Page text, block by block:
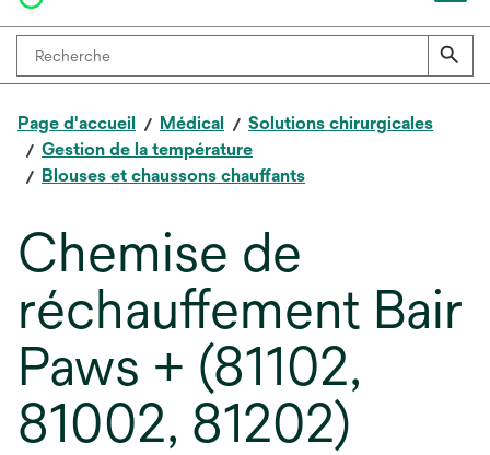
Page d'accueil Médical
Solutions chirurgicales
Gestion de la température
Blouses et chaussons chauffants
Chemise de
réchauffement Bair
Paws + (81102,
81002, 81202)